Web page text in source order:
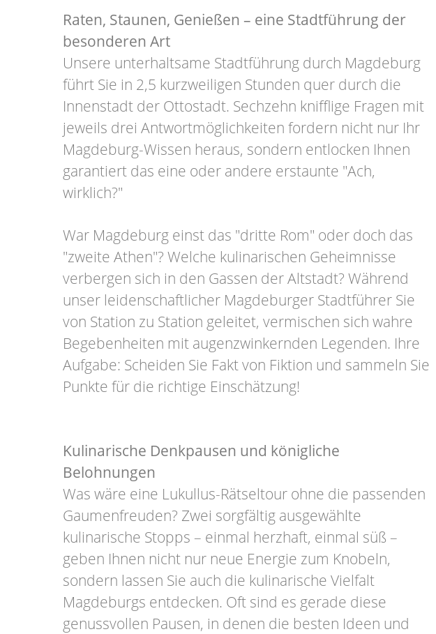
Raten, Staunen, Genießen – eine Stadtführung der
besonderen Art
Unsere unterhaltsame Stadtführung durch Magdeburg
führt Sie in 2,5 kurzweiligen Stunden quer durch die
Innenstadt der Ottostadt. Sechzehn knifflige Fragen mit
jeweils drei Antwortmöglichkeiten fordern nicht nur Ihr
Magdeburg-Wissen heraus, sondern entlocken Ihnen
garantiert das eine oder andere erstaunte "Ach,
wirklich?"
War Magdeburg einst das "dritte Rom" oder doch das
"zweite Athen"? Welche kulinarischen Geheimnisse
verbergen sich in den Gassen der Altstadt? Während
unser leidenschaftlicher Magdeburger Stadtführer Sie
von Station zu Station geleitet, vermischen sich wahre
Begebenheiten mit augenzwinkernden Legenden. Ihre
Aufgabe: Scheiden Sie Fakt von Fiktion und sammeln Sie
Punkte für die richtige Einschätzung!
Kulinarische Denkpausen und königliche
Belohnungen
Was wäre eine Lukullus-Rätseltour ohne die passenden
Gaumenfreuden? Zwei sorgfältig ausgewählte
kulinarische Stopps – einmal herzhaft, einmal süß –
geben Ihnen nicht nur neue Energie zum Knobeln,
sondern lassen Sie auch die kulinarische Vielfalt
Magdeburgs entdecken. Oft sind es gerade diese
genussvollen Pausen, in denen die besten Ideen und